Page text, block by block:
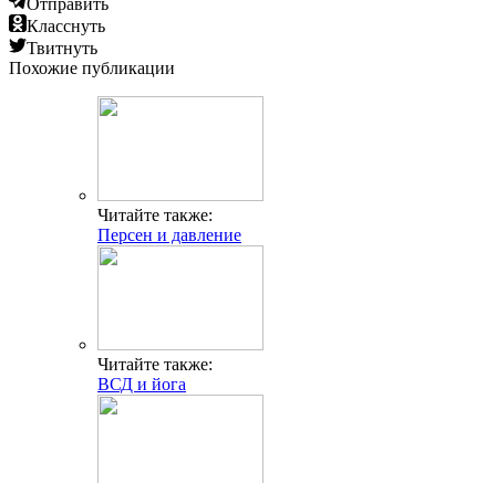
Отправить
Класснуть
Твитнуть
Похожие публикации
Читайте также:
Персен и давление
Читайте также:
ВСД и йога